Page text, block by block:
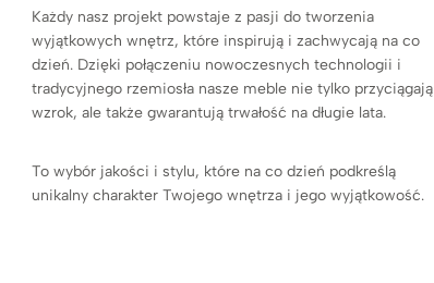
Każdy nasz projekt powstaje z pasji do tworzenia
wyjątkowych wnętrz, które inspirują i zachwycają na co
dzień. Dzięki połączeniu nowoczesnych technologii i
tradycyjnego rzemiosła nasze meble nie tylko przyciągają
wzrok, ale także gwarantują trwałość na długie lata.
To wybór jakości i stylu, które na co dzień podkreślą
unikalny charakter Twojego wnętrza i jego wyjątkowość.